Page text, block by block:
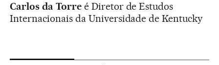
Carlos da Torreé Diretor de Estudos
Internacionais da Universidade de Kentucky